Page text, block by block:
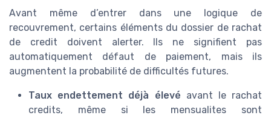
Avant même d’entrer dans une logique de
recouvrement, certains éléments du dossier de rachat
de credit doivent alerter. Ils ne signifient pas
automatiquement défaut de paiement, mais ils
augmentent la probabilité de difficultés futures.
Taux endettement déjà élevé avant le rachat
credits, même si les mensualites sont